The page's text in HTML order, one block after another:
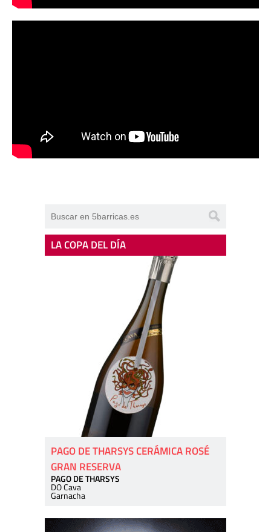
LA COPA DEL DÍA
PAGO DE THARSYS CERÁMICA ROSÉ
GRAN RESERVA
PAGO DE THARSYS
DO Cava
Garnacha